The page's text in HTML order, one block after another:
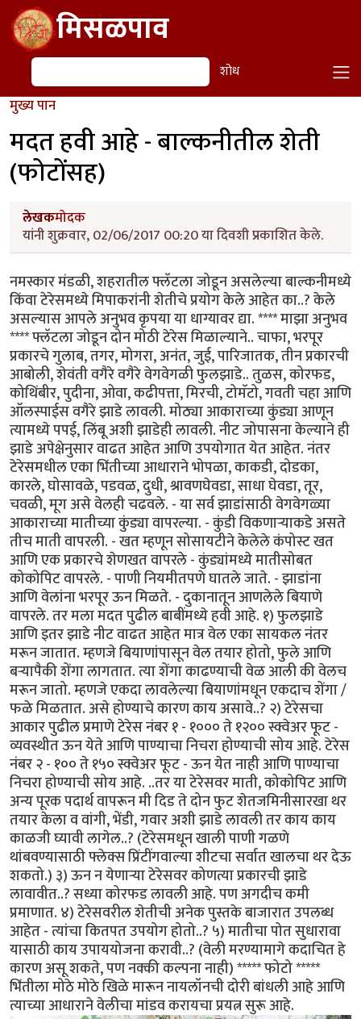
Skip to main contentमिसळपाव
शोध शोध
मुख्य पान
मदत हवी आहे - बाल्कनीतील शेती
(फोटोंसह)
लेखकमोदक
यांनी शुक्रवार, 02/06/2017 00:20 या दिवशी प्रकाशित केले.
नमस्कार मंडळी, शहरातील फ्लॅटला जोडून असलेल्या बाल्कनीमध्ये
किंवा टेरेसमध्ये मिपाकरांनी शेतीचे प्रयोग केले आहेत का..? केले
असल्यास आपले अनुभव कृपया या धाग्यावर द्या. **** माझा अनुभव
**** फ्लॅटला जोडून दोन मोठी टेरेस मिळाल्याने.. चाफा, भरपूर
प्रकारचे गुलाब, तगर, मोगरा, अनंत, जुई, पारिजातक, तीन प्रकारची
आबोली, शेवंती वगैरे वगैरे वेगवेगळी फुलझाडे.. तुळस, कोरफड,
कोथिंबीर, पुदीना, ओवा, कढीपत्ता, मिरची, टोमॅटो, गवती चहा आणि
ऑलस्पाईस वगैरे झाडे लावली. मोठ्या आकाराच्या कुंड्या आणून
त्यामध्ये पपई, लिंबू अशी झाडेही लावली. नीट जोपासना केल्याने ही
झाडे अपेक्षेनुसार वाढत आहेत आणि उपयोगात येत आहेत. नंतर
टेरेसमधील एका भिंतीच्या आधाराने भोपळा, काकडी, दोडका,
कारले, घोसावळे, पडवळ, दुधी, श्रावणघेवडा, साधा घेवडा, तूर,
चवळी, मूग असे वेलही चढवले. - या सर्व झाडांसाठी वेगवेगळ्या
आकाराच्या मातीच्या कुंड्या वापरल्या. - कुंडी विकणार्‍याकडे असते
तीच माती वापरली. - खत म्हणून सोसायटीने केलेले कंपोस्ट खत
आणि एक प्रकारचे शेणखत वापरले - कुंड्यांमध्ये मातीसोबत
कोकोपिट वापरले. - पाणी नियमीतपणे घातले जाते. - झाडांना
आणि वेलांना भरपूर ऊन मिळते. - दुकानातून आणलेले बियाणे
वापरले. तर मला मदत पुढील बाबींमध्ये हवी आहे. १) फुलझाडे
आणि इतर झाडे नीट वाढत आहेत मात्र वेल एका सायकल नंतर
मरून जातात. म्हणजे बियाणांपासून वेल तयार होतो, फुले आणि
बर्‍यापैकी शेंगा लागतात. त्या शेंगा काढण्याची वेळ आली की वेलच
मरून जातो. म्हणजे एकदा लावलेल्या बियाणांमधून एकदाच शेंगा /
फळे मिळतात. असे होण्याचे कारण काय असावे..? २) टेरेसचा
आकार पुढील प्रमाणे टेरेस नंबर १ - १००० ते १२०० स्क्वेअर फूट -
व्यवस्थीत ऊन येते आणि पाण्याचा निचरा होण्याची सोय आहे. टेरेस
नंबर २ - १०० ते १५० स्क्वेअर फूट - ऊन येत नाही आणि पाण्याचा
निचरा होण्याची सोय आहे. ..तर या टेरेसवर माती, कोकोपिट आणि
अन्य पूरक पदार्थ वापरून मी दिड ते दोन फुट शेतजमिनीसारखा थर
तयार केला व वांगी, भेंडी, गवार अशी झाडे लावली तर काय काय
काळजी घ्यावी लागेल..? (टेरेसमधून खाली पाणी गळणे
थांबवण्यासाठी फ्लेक्स प्रिंटींगवाल्या शीटचा सर्वात खालचा थर देऊ
शकतो.) ३) ऊन न येणार्‍या टेरेसवर कोणत्या प्रकारची झाडे
लावावीत..? सध्या कोरफड लावली आहे. पण अगदीच कमी
प्रमाणात. ४) टेरेसवरील शेतीची अनेक पुस्तके बाजारात उपलब्ध
आहेत - त्यांचा कितपत उपयोग होतो..? ५) मातीचा पोत सुधारावा
यासाठी काय उपाययोजना करावी..? (वेली मरण्यामागे कदाचित हे
कारण असू शकते, पण नक्की कल्पना नाही) ***** फोटो *****
भिंतीला मोठे मोठे खिळे मारून नायलॉनची दोरी बांधली आहे आणि
त्याच्या आधाराने वेलीचा मांडव करायचा प्रयत्न सुरू आहे.